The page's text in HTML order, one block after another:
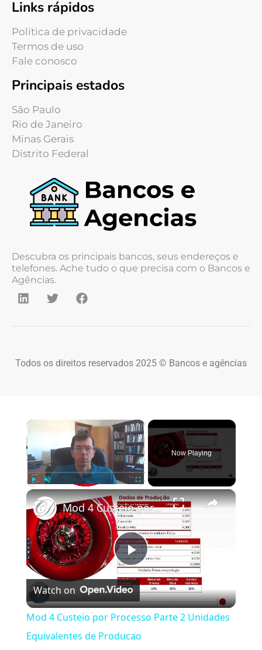
Links rápidos
Política de privacidade
Termos de uso
Fale conosco
Principais estados
São Paulo
Rio de Janeiro
Minas Gerais
Distrito Federal
Descubra os principais bancos, seus endereços e
telefones. Ache tudo o que precisa com o Bancos e
Agências.
Todos os direitos reservados 2025 © Bancos e agências
×
Now Playing
×
Play Video
Mod 4 Custeio por Processo Parte 2 Unidades Equivalentes de Producao
Watch on
Mod 4 Custeio por Processo Parte 2 Unidades
Equivalentes de Producao